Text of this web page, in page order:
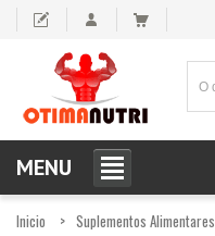
MENU
Inicio Suplementos Alimentares